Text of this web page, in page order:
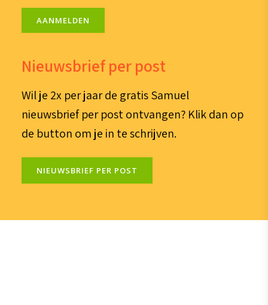
AANMELDEN
Nieuwsbrief per post
Wil je 2x per jaar de gratis Samuel
nieuwsbrief per post ontvangen? Klik dan op
de button om je in te schrijven.
NIEUWSBRIEF PER POST